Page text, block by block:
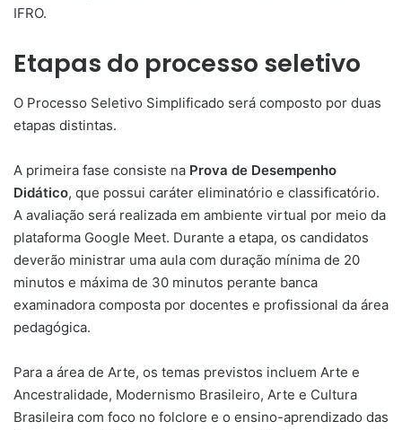
IFRO.
Etapas do processo seletivo
O Processo Seletivo Simplificado será composto por duas
etapas distintas.
A primeira fase consiste na Prova de Desempenho
Didático, que possui caráter eliminatório e classificatório.
A avaliação será realizada em ambiente virtual por meio da
plataforma Google Meet. Durante a etapa, os candidatos
deverão ministrar uma aula com duração mínima de 20
minutos e máxima de 30 minutos perante banca
examinadora composta por docentes e profissional da área
pedagógica.
Para a área de Arte, os temas previstos incluem Arte e
Ancestralidade, Modernismo Brasileiro, Arte e Cultura
Brasileira com foco no folclore e o ensino-aprendizado das